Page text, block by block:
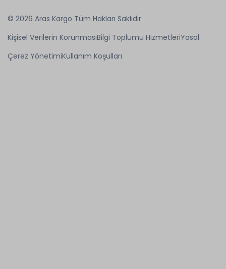
© 2026 Aras Kargo Tüm Hakları Saklıdır
Kişisel Verilerin KorunmasıBilgi Toplumu HizmetleriYasal
Çerez YönetimiKullanım Koşulları